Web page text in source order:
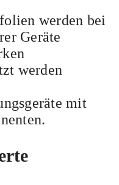
werden bei
Geräte
werden
mit